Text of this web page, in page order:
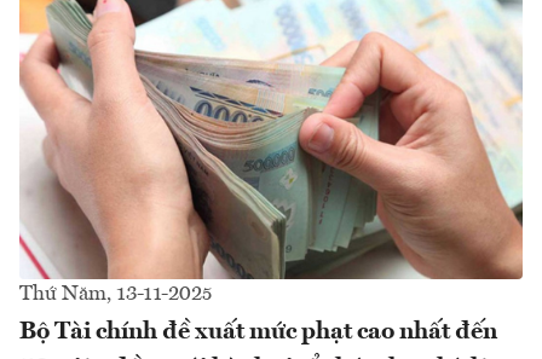
Thứ Năm, 13-11-2025
Bộ Tài chính đề xuất mức phạt cao nhất đến